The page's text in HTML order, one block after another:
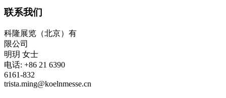
联系我们
科隆展览（北京）有
限公司
明玥 女士
电话: +86 21 6390
6161-832
trista.ming@koelnmesse.cn